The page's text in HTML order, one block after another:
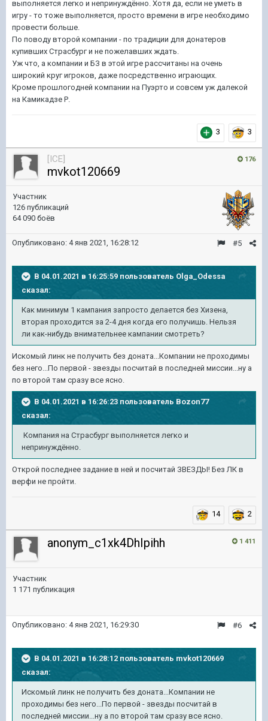
выполняется легко и непринуждённо. Хотя да, если не уметь в
игру - то тоже выполняется, просто времени в игре необходимо
провести больше.
По поводу второй компании - по традиции для донатеров
купивших Страсбург и не пожелавших ждать.
Уж что, а компании и БЗ в этой игре рассчитаны на очень
широкий круг игроков, даже посредственно играющих.
Кроме прошлогодней компании на Пуэрто и совсем уж далекой
на Камикадзе Р.
3 3
176
[ICE]
mvkot120669
Участник
126 публикаций
64 090 боёв
#5
Опубликовано: 4 янв 2021, 16:28:12
В 04.01.2021 в 16:25:59 пользователь Olga_Odessa
сказал:
Как минимум 1 кампания запросто делается без Хизена,
вторая проходится за 2-4 дня когда его получишь. Нельзя
ли как-нибудь внимательнее кампании смотреть?
Искомый линк не получить без доната...Компании не проходимы
без него...По первой - звезды посчитай в последней миссии...ну а
по второй там сразу все ясно.
В 04.01.2021 в 16:26:23 пользователь Bozon77
сказал:
Компания на Страсбург выполняется легко и
непринуждённо.
Открой последнее задание в ней и посчитай ЗВЕЗДЫ! Без ЛК в
верфи не пройти.
14 2
1 411
anonym_c1xk4DhIpihh
Участник
1 171 публикация
#6
Опубликовано: 4 янв 2021, 16:29:30
В 04.01.2021 в 16:28:12 пользователь mvkot120669
сказал:
Искомый линк не получить без доната...Компании не
проходимы без него...По первой - звезды посчитай в
последней миссии...ну а по второй там сразу все ясно.